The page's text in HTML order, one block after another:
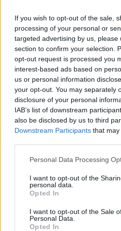
If you wish to opt-out of the sale,
processing of your personal or
targeted advertising by us, please
section to confirm your selection.
opt-out request is processed you
interest-based ads based on
us or personal information
your opt-out. You may separately
disclosure of your personal
IAB’s list of downstream
also be disclosed by us to third
Downstream Participants that
Personal Data Processing
I want to opt-out of the
personal data.
Opted In
I want to opt-out of the Sale
Personal Data.
Opted In
CAPTCHA
Nisem robot
Naročite se
Imaš novico, informacijo, fotografijo
zanimati? Najboljše nagradimo.
Pošlji
Moji Mediji d.o.o.
sobotainfo.com• mariborinfo.com •
Vse pravice pridržane © 2026
Tematike
Prijavi se